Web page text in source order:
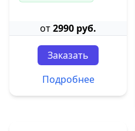
от2990 руб.
Заказать
Подробнее